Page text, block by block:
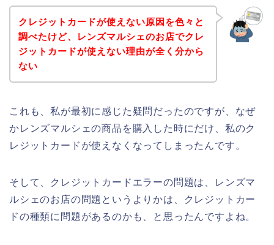
クレジットカードが使えない原因を色々と
調べたけど、レンズマルシェのお店でクレ
ジットカードが使えない理由が全く分から
ない
これも、私が最初に感じた疑問だったのですが、なぜ
かレンズマルシェの商品を購入した時にだけ、私のク
レジットカードが使えなくなってしまったんです。
そして、クレジットカードエラーの問題は、レンズマ
ルシェのお店の問題というよりかは、クレジットカー
ドの種類に問題があるのかも、と思ったんですよね。